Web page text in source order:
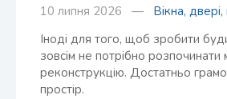
10 липня 2026 — Вікна,
Іноді для того, щоб зробити
зовсім не потрібно розпочинати
реконструкцію. Достатньо
простір.